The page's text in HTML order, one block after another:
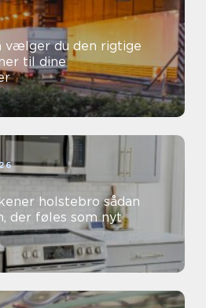
vælger du den rigtige
til dine
holstebro sådan
der føles som nyt